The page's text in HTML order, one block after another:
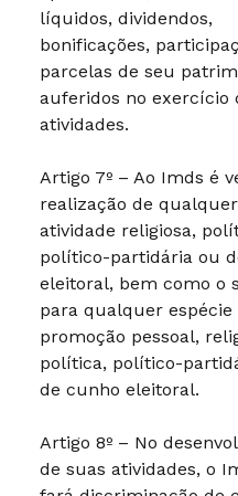
líquidos, dividendos,
bonificações,
parcelas de seu
auferidos no exercício
atividades.
Artigo 7º – Ao Imds é
realização de qualquer
atividade religiosa,
político-partidária ou
eleitoral, bem como o
para qualquer espécie
promoção pessoal,
política, político-
de cunho eleitoral.
Artigo 8º – No
de suas atividades, o